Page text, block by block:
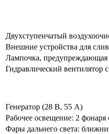
Двухступенчатый
Внешние устройства для
Лампочка, предупреждающая
Гидравлический вентилятор
Генератор (28 В, 55 А)
Рабочее освещение: 2
Фары дальнего света: